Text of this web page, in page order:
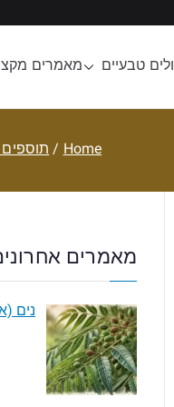
טבעיים מאמרים
Home תוספים
מאמרים
נים